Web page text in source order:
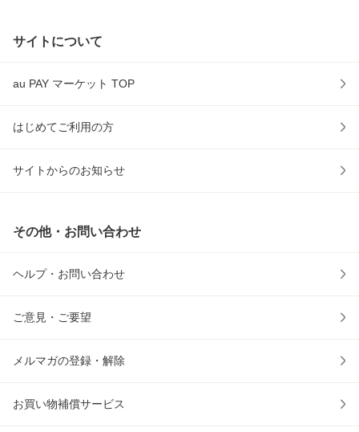
サイトについて
au PAY マーケット TOP
はじめてご利用の方
サイトからのお知らせ
その他・お問い合わせ
ヘルプ・お問い合わせ
ご意見・ご要望
メルマガの登録・解除
お買い物補償サービス